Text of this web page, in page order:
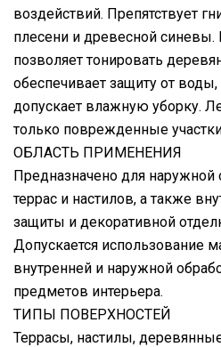
воздействий. Препятствует
плесени и древесной
позволяет тонировать
обеспечивает защиту от воды,
допускает влажную уборку.
только поврежденные
ОБЛАСТЬ ПРИМЕНЕНИЯ
Предназначено для
террас и настилов, а также
защиты и декоративной
Допускается использование
внутренней и наружной
предметов интерьера.
ТИПЫ ПОВЕРХНОСТЕЙ
Террасы, настилы,